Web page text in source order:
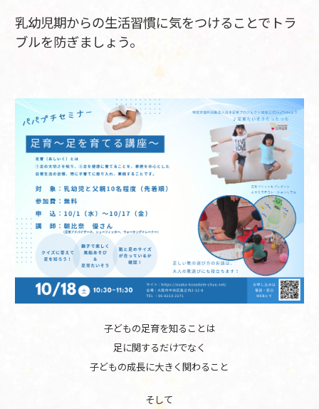
乳幼児期からの生活習慣に気をつけることでトラ
ブルを防ぎましょう。
子どもの足育を知ることは
足に関するだけでなく
子どもの成長に大きく関わること
そして